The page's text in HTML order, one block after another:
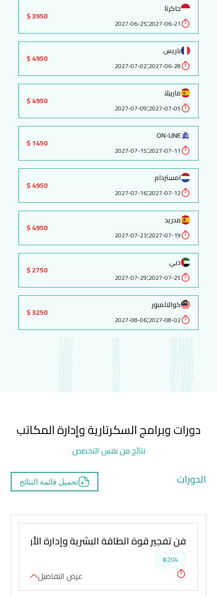
جاكرتا
2027-06-21
:
2027-06-25
3950 $
باريس
2027-06-28
:
2027-07-02
4950 $
ماربيلا
2027-07-05
:
2027-07-09
4950 $
ON-LINE
2027-07-11
:
2027-07-15
1450 $
امستردام
2027-07-12
:
2027-07-16
4950 $
مدريد
2027-07-19
:
2027-07-23
4950 $
دبي
2027-07-25
:
2027-07-29
2750 $
كوالالمبور
2027-08-02
:
2027-08-06
3250 $
دورات وبرامج السكرتارية وإدارة المكاتب
نتائج من نفس التخصص
الدورات تحميل قائمة النتائج
فن تفجير قوة الطاقة البشرية وإدارة
#204
عرض التفاصيل